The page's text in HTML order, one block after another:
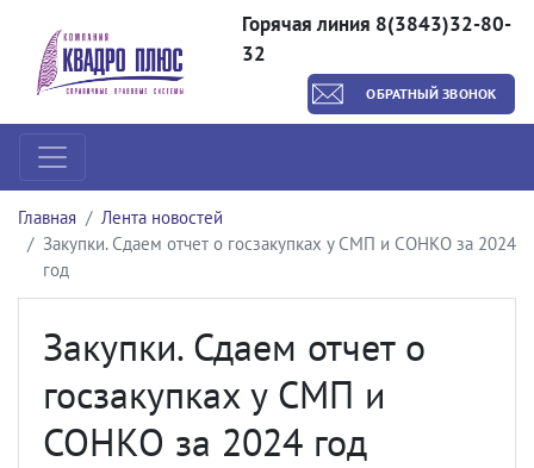
Горячая линия 8(3843)32-80-
32
ОБРАТНЫЙ ЗВОНОК
Главная
Лента новостей
Закупки. Сдаем отчет о госзакупках у СМП и СОНКО за 2024
год
Закупки. Сдаем отчет о
госзакупках у СМП и
СОНКО за 2024 год